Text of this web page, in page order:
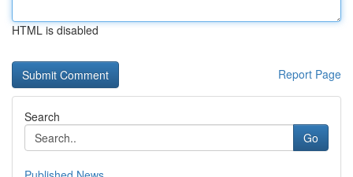
HTML is disabled
Report Page
Search
Go